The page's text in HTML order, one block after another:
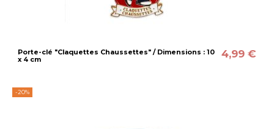
Porte-clé "Claquettes Chaussettes" / Dimensions : 10
x 4 cm
4,99 €
-20%